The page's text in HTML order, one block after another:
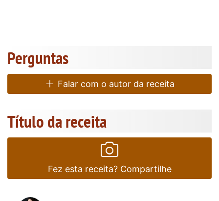
Perguntas
Falar com o autor da receita
Título da receita
Fez esta receita? Compartilhe